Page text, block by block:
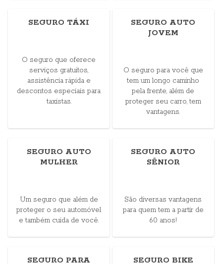
SEGURO TÁXI
O seguro que oferece
serviços gratuitos,
assistência rápida e
descontos especiais para
taxistas.
SEGURO AUTO
JOVEM
O seguro para você que
tem um longo caminho
pela frente, além de
proteger seu carro, tem
vantagens.
SEGURO AUTO
MULHER
Um seguro que além de
proteger o seu automóvel
e também cuida de você.
SEGURO AUTO
SÊNIOR
São diversas vantagens
para quem tem a partir de
60 anos!
SEGURO PARA
SEGURO BIKE